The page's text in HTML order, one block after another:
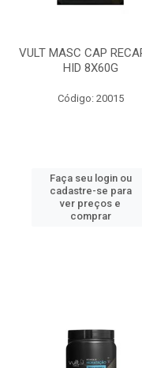
VULT MASC CAP
HID 8X60G
Código: 20015
Faça seu login ou
cadastre-se para
ver preços e
comprar